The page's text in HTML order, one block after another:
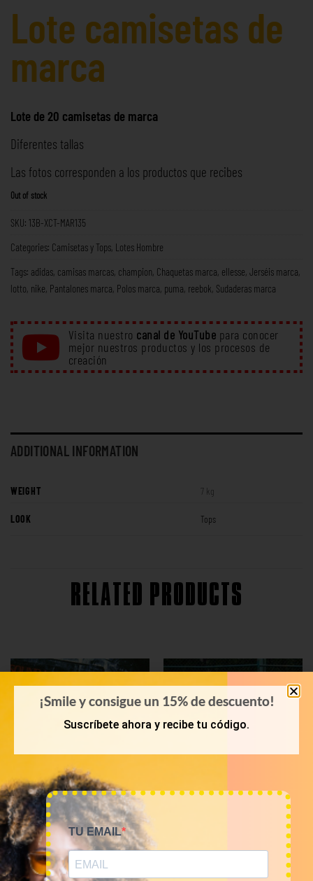
Lote camisetas de
marca
Lote de 20 camisetas de marca
Diferentes tallas
Las fotos corresponden a los productos que recibes
Out of stock
SKU: 13B-XCT-MAR135
Categories: Camisetas y Tops Lotes Hombre
Tags: adidas camisas marcas champion Chaquetas marca ellesse Jerséis marca
lotto nike Pantalones marca Polos marca puma reebok Sudaderas marca
Visita nuestro canal de YouTube para conocer
mejor nuestros productos y los procesos de
creación
ADDITIONAL INFORMATION
WEIGHT 7 kg
LOOK Tops
RELATED PRODUCTS
KILOS
Mix de sudaderas,
chaquetas y abrigos de
Mix de polos vintage de
marca por kilos
¡Smile y consigue un 15% de descuento!
Suscríbete ahora y recibe tu código.
TU EMAIL